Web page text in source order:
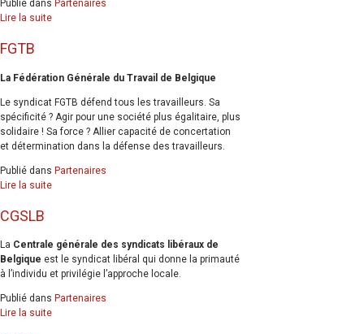
Publié dans Partenaires
Lire la suite
FGTB
La Fédération Générale du Travail de Belgique
Le syndicat FGTB défend tous les travailleurs. Sa
spécificité ? Agir pour une société plus égalitaire, plus
solidaire ! Sa force ? Allier capacité de concertation
et détermination dans la défense des travailleurs.
Publié dans Partenaires
Lire la suite
CGSLB
La Centrale générale des syndicats libéraux de
Belgique est le syndicat libéral qui donne la primauté
à l’individu et privilégie l’approche locale.
Publié dans Partenaires
Lire la suite